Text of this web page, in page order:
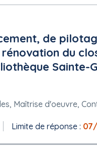
demandes de
06/2026 12:00:00
cadre de programmes
médiation et recours
de
du
Sainte-
Maîtrise d'oeuvre,
Limite de réponse :